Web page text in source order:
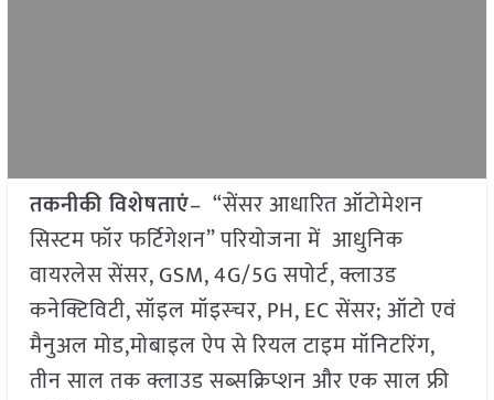
तकनीकी विशेषताएं– “सेंसर आधारित ऑटोमेशन
सिस्टम फॉर फर्टिगेशन” परियोजना में आधुनिक
वायरलेस सेंसर, GSM, 4G/5G सपोर्ट, क्लाउड
कनेक्टिविटी, सॉइल मॉइस्चर, PH, EC सेंसर; ऑटो एवं
मैनुअल मोड,मोबाइल ऐप से रियल टाइम मॉनिटरिंग,
तीन साल तक क्लाउड सब्सक्रिप्शन और एक साल फ्री